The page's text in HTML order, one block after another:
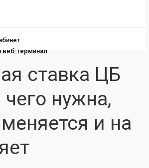
веб-терминал
ставка ЦБ
нужна,
и на